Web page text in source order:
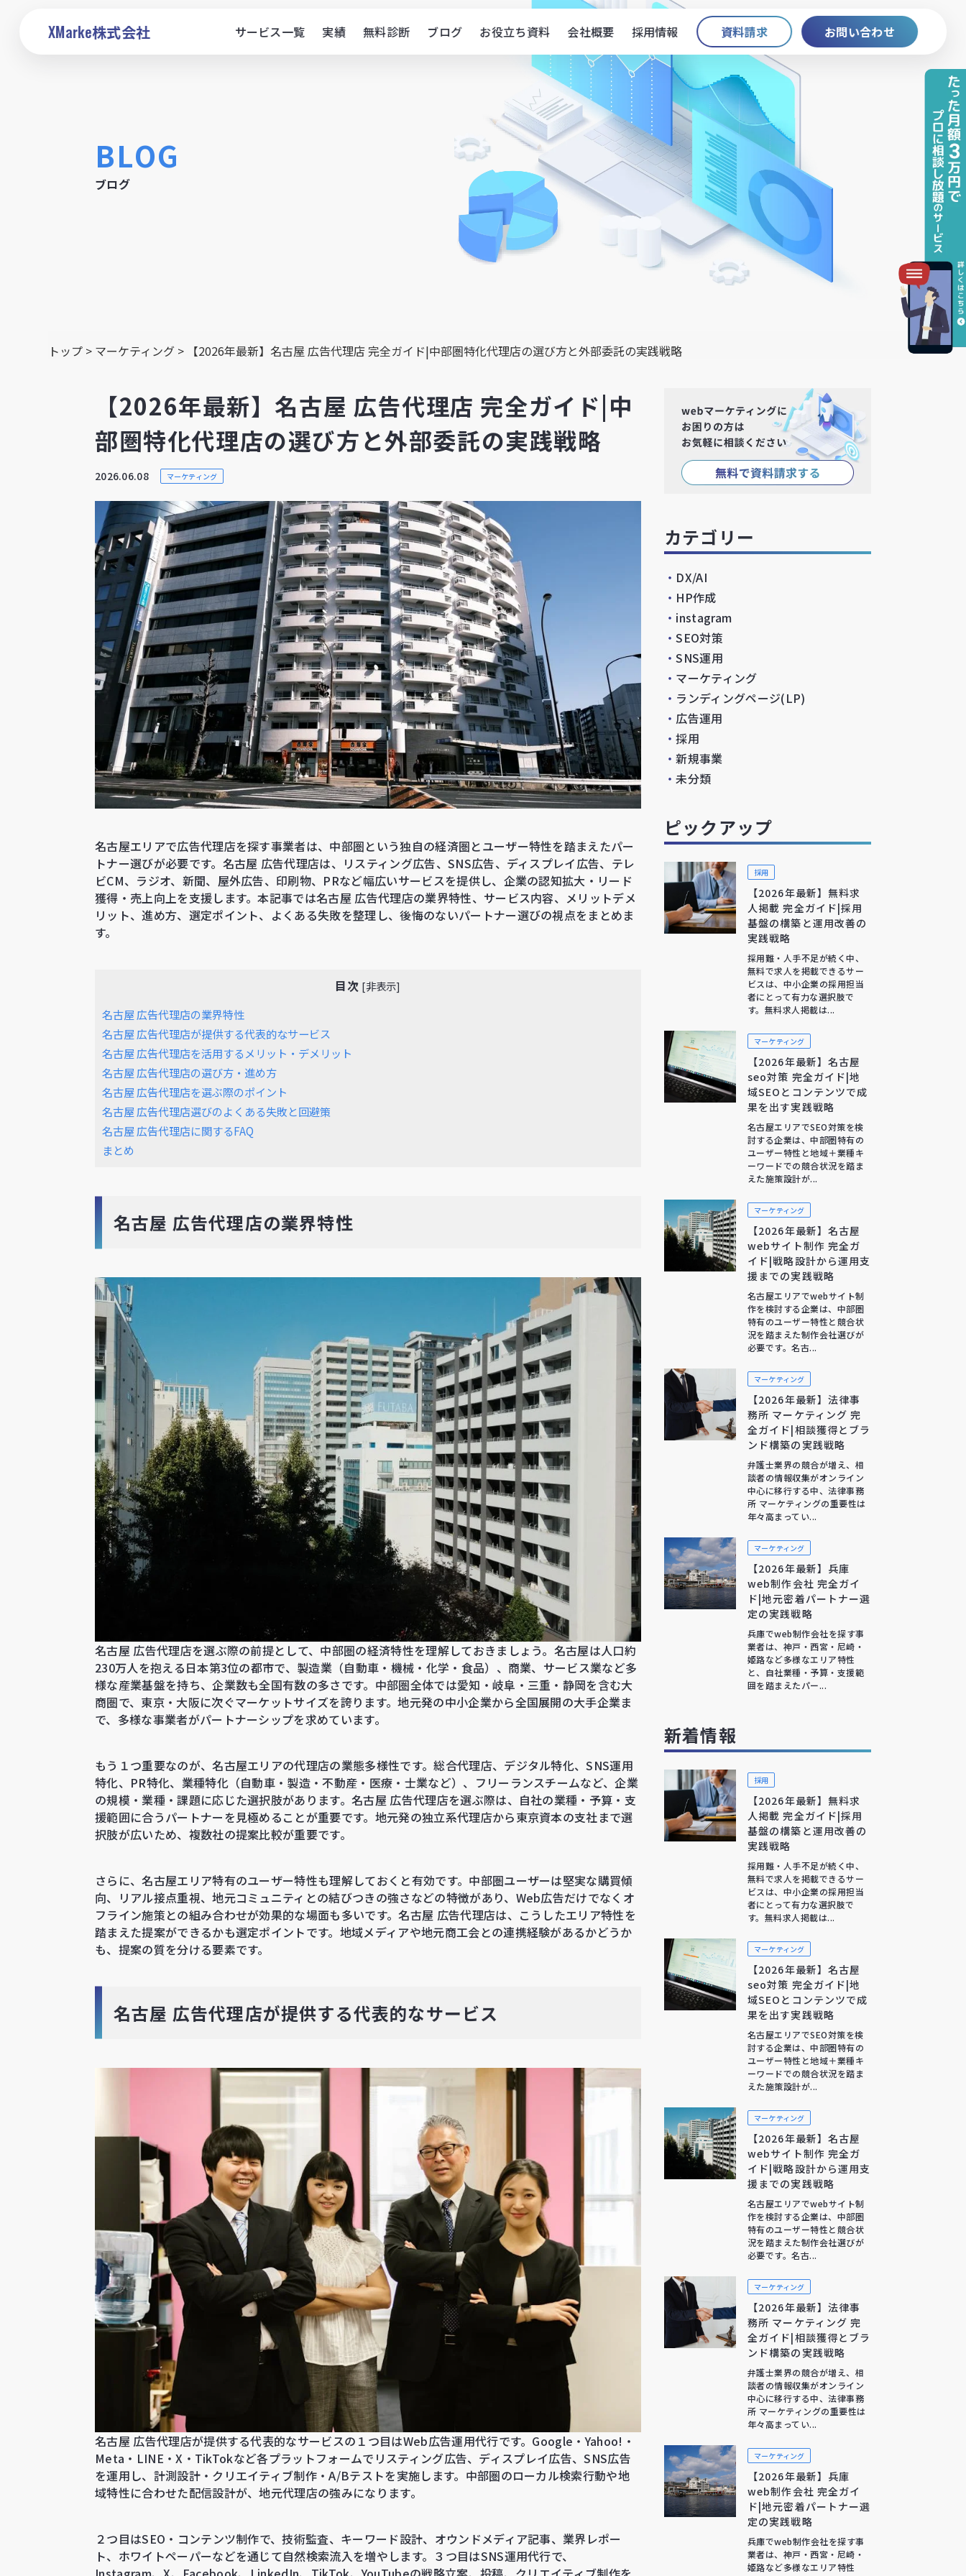
XMarke株式会社 サービス一覧 実績 無料診断 ブログ お役立ち資料 会社概要 採用情報 資料請求 お問い合わせ
BLOG
ブログ
トップ > マーケティング > 【2026年最新】名古屋 広告代理店 完全ガイド|中部圏特化代理店の選び方と外部委託の実践戦略
【2026年最新】名古屋 広告代理店 完全ガイド|中
部圏特化代理店の選び方と外部委託の実践戦略
2026.06.08 マーケティング
名古屋エリアで広告代理店を探す事業者は、中部圏という独自の経済圏とユーザー特性を踏まえたパー
トナー選びが必要です。名古屋 広告代理店は、リスティング広告、SNS広告、ディスプレイ広告、テレ
ビCM、ラジオ、新聞、屋外広告、印刷物、PRなど幅広いサービスを提供し、企業の認知拡大・リード
獲得・売上向上を支援します。本記事では名古屋 広告代理店の業界特性、サービス内容、メリットデメ
リット、進め方、選定ポイント、よくある失敗を整理し、後悔のないパートナー選びの視点をまとめま
す。
目次 [非表示]
名古屋 広告代理店の業界特性
名古屋 広告代理店が提供する代表的なサービス
名古屋 広告代理店を活用するメリット・デメリット
名古屋 広告代理店の選び方・進め方
名古屋 広告代理店を選ぶ際のポイント
名古屋 広告代理店選びのよくある失敗と回避策
名古屋 広告代理店に関するFAQ
まとめ
名古屋 広告代理店の業界特性
名古屋 広告代理店を選ぶ際の前提として、中部圏の経済特性を理解しておきましょう。名古屋は人口約
230万人を抱える日本第3位の都市で、製造業（自動車・機械・化学・食品）、商業、サービス業など多
様な産業基盤を持ち、企業数も全国有数の多さです。中部圏全体では愛知・岐阜・三重・静岡を含む大
商圏で、東京・大阪に次ぐマーケットサイズを誇ります。地元発の中小企業から全国展開の大手企業ま
で、多様な事業者がパートナーシップを求めています。
もう１つ重要なのが、名古屋エリアの代理店の業態多様性です。総合代理店、デジタル特化、SNS運用
特化、PR特化、業種特化（自動車・製造・不動産・医療・士業など）、フリーランスチームなど、企業
の規模・業種・課題に応じた選択肢があります。名古屋 広告代理店を選ぶ際は、自社の業種・予算・支
援範囲に合うパートナーを見極めることが重要です。地元発の独立系代理店から東京資本の支社まで選
択肢が広いため、複数社の提案比較が重要です。
さらに、名古屋エリア特有のユーザー特性も理解しておくと有効です。中部圏ユーザーは堅実な購買傾
向、リアル接点重視、地元コミュニティとの結びつきの強さなどの特徴があり、Web広告だけでなくオ
フライン施策との組み合わせが効果的な場面も多いです。名古屋 広告代理店は、こうしたエリア特性を
踏まえた提案ができるかも選定ポイントです。地域メディアや地元商工会との連携経験があるかどうか
も、提案の質を分ける要素です。
名古屋 広告代理店が提供する代表的なサービス
名古屋 広告代理店が提供する代表的なサービスの１つ目はWeb広告運用代行です。Google・Yahoo!・
Meta・LINE・X・TikTokなど各プラットフォームでリスティング広告、ディスプレイ広告、SNS広告
を運用し、計測設計・クリエイティブ制作・A/Bテストを実施します。中部圏のローカル検索行動や地
域特性に合わせた配信設計が、地元代理店の強みになります。
２つ目はSEO・コンテンツ制作で、技術監査、キーワード設計、オウンドメディア記事、業界レポー
ト、ホワイトペーパーなどを通じて自然検索流入を増やします。３つ目はSNS運用代行で、
カテゴリー
・ DX/AI
・ HP作成
・ instagram
・SEO対策
・SNS運用
・ マーケティング
・ ランディングページ(LP)
・ 広告運用
・採用
・新規事業
・未分類
ピックアップ
採用
【2026年最新】無料求
人掲載 完全ガイド|採用
基盤の構築と運用改善の
実践戦略
採用難・人手不足が続く中、
無料で求人を掲載できるサー
ビスは、中小企業の採用担当
者にとって有力な選択肢で
す。無料求人掲載は...
マーケティング
【2026年最新】名古屋
seo対策 完全ガイド|地
域SEOとコンテンツで成
果を出す実践戦略
名古屋エリアでSEO対策を検
討する企業は、中部圏特有の
ユーザー特性と地域＋業種キ
ーワードでの競合状況を踏ま
えた施策設計が...
マーケティング
【2026年最新】名古屋
webサイト制作 完全ガ
イド|戦略設計から運用支
援までの実践戦略
名古屋エリアでwebサイト制
作を検討する企業は、中部圏
特有のユーザー特性と競合状
況を踏まえた制作会社選びが
必要です。名古...
マーケティング
【2026年最新】法律事
務所 マーケティング 完
全ガイド|相談獲得とブラ
ンド構築の実践戦略
弁護士業界の競合が増え、相
談者の情報収集がオンライン
中心に移行する中、法律事務
所 マーケティングの重要性は
年々高まってい...
マーケティング
【2026年最新】兵庫
web制作会社 完全ガイ
ド|地元密着パートナー選
定の実践戦略
兵庫でweb制作会社を探す事
業者は、神戸・西宮・尼崎・
姫路など多様なエリア特性
と、自社業種・予算・支援範
囲を踏まえたパー...
新着情報
採用
【2026年最新】無料求
人掲載 完全ガイド|採用
基盤の構築と運用改善の
実践戦略
採用難・人手不足が続く中、
無料で求人を掲載できるサー
ビスは、中小企業の採用担当
者にとって有力な選択肢で
す。無料求人掲載は...
マーケティング
【2026年最新】名古屋
seo対策 完全ガイド|地
域SEOとコンテンツで成
果を出す実践戦略
名古屋エリアでSEO対策を検
討する企業は、中部圏特有の
ユーザー特性と地域＋業種キ
ーワードでの競合状況を踏ま
えた施策設計が...
マーケティング
【2026年最新】名古屋
webサイト制作 完全ガ
イド|戦略設計から運用支
援までの実践戦略
名古屋エリアでwebサイト制
作を検討する企業は、中部圏
特有のユーザー特性と競合状
況を踏まえた制作会社選びが
必要です。名古...
マーケティング
【2026年最新】法律事
務所 マーケティング 完
全ガイド|相談獲得とブラ
ンド構築の実践戦略
弁護士業界の競合が増え、相
談者の情報収集がオンライン
中心に移行する中、法律事務
所 マーケティングの重要性は
年々高まってい...
マーケティング
【2026年最新】兵庫
web制作会社 完全ガイ
ド|地元密着パートナー選
定の実践戦略
兵庫でweb制作会社を探す事
業者は、神戸・西宮・尼崎・
姫路など多様なエリア特性